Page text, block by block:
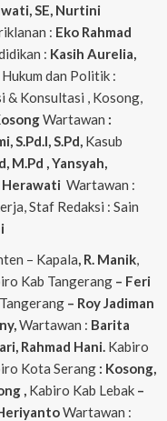
SE, Nurtini
: Eko Rahmad
: Kasih Aurelia,
dan Politik :
& Konsultasi , Kosong,
Wartawan :
S.Pd.I, S.Pd, Kasub
M.Pd , Yansyah,
Herawati Wartawan :
Staf Redaksi : Sain
– Kapala, R. Manik,
Kab Tangerang– Feri
– Roy Jadiman
Wartawan : Barita
Rahmad Hani. Kabiro
Kota Serang : Kosong,
, Kabiro Kab Lebak–
Wartawan :